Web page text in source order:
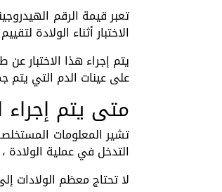
تعبر قيمة الرقم
الاختبار أثناء الولادة
يتم إجراء هذا الاختبار
على عينات الدم التي يتم
متى يتم
تشير المعلومات
التدخل في عملية الولادة
لا تحتاج معظم الولادات